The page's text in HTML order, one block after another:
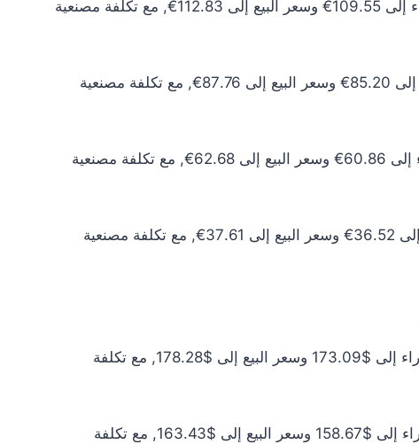
سعر الذهب عيار 18 اليوم يبلغ 99.59€ للشراء الخام و102.58€ للبيع الخام. أما مع إضافة المصنعية، فيرتفع سعر الشراء إلى 109.55€ وسعر البيع إلى 112.83€, مع تكلفة مصنعية
سعر الذهب عيار 14 اليوم يبلغ 77.46€ للشراء الخام و79.78€ للبيع الخام. أما مع إضافة المصنعية، فيرتفع سعر الشراء إلى 85.20€ وسعر البيع إلى 87.76€, مع تكلفة مصنعية
سعر الذهب عيار 10 اليوم يبلغ 55.33€ للشراء الخام و56.99€ للبيع الخام. أما مع إضافة المصنعية، فيرتفع سعر الشراء إلى 60.86€ وسعر البيع إلى 62.68€, مع تكلفة مصنعية
سعر الذهب عيار 6 اليوم يبلغ 33.20€ للشراء الخام و34.19€ للبيع الخام. أما مع إضافة المصنعية، فيرتفع سعر الشراء إلى 36.52€ وسعر البيع إلى 37.61€, مع تكلفة مصنعية
سعر الذهب عيار 24 اليوم يبلغ $157.36 للشراء الخام و$162.08 للبيع الخام. أما مع إضافة المصنعية، فيرتفع سعر الشراء إلى $173.09 وسعر البيع إلى $178.28, مع تكلفة
سعر الذهب عيار 22 اليوم يبلغ $144.24 للشراء الخام و$148.57 للبيع الخام. أما مع إضافة المصنعية، فيرتفع سعر الشراء إلى $158.67 وسعر البيع إلى $163.43, مع تكلفة